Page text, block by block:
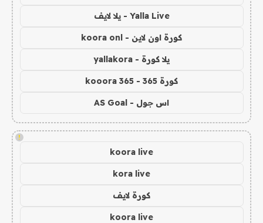
Yalla Live - يلا لايف
كورة اون لاين - koora onl
يلا كورة - yallakora
كورة 365 - kooora 365
اس جول - AS Goal
!
koora live
kora live
كورة لايف
koora live